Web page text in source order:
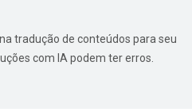
tradução de conteúdos para seu
com IA podem ter erros.